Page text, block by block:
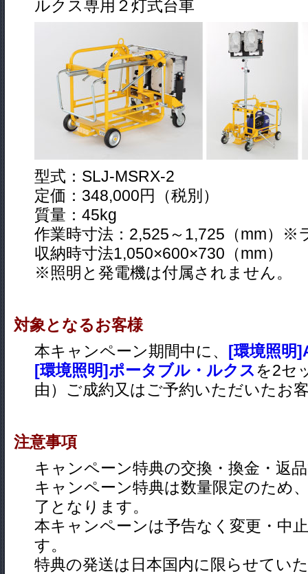
ルクス専用２灯式台車
型式：SLJ-MSRX-2
定価：348,000円（税別）
質量：45kg
作業時寸法：2,525～1,725（mm）※
収納時寸法1,050×600×730（mm）
※照明と発電機は付属されません。
対象となるお客様
本キャンペーン期間中に、 [環境照明
[環境照明]ポータブル・ルクスを2セ
由）ご成約又はご予約いただいたお
注意事項
キャンペーン特典の交換・換金・返
キャンペーン特典は数量限定のため
了となります。
本キャンペーンは予告なく変更・中
す。
特典の発送は日本国内に限らせてい